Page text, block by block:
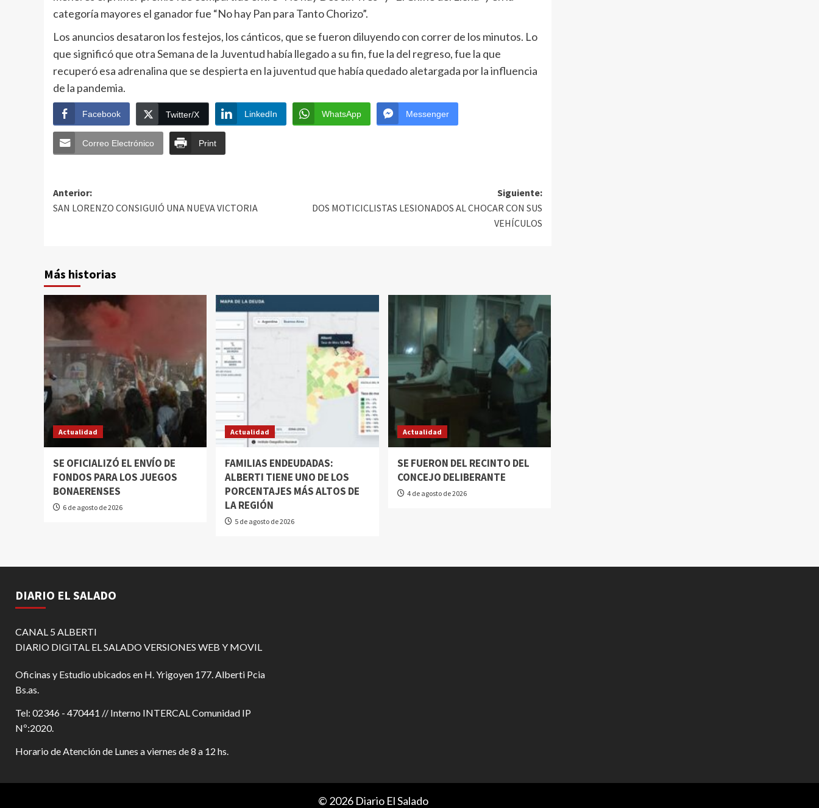
categoría mayores el ganador fue “No hay Pan para Tanto Chorizo”.
Los anuncios desataron los festejos, los cánticos, que se fueron diluyendo con correr de los minutos. Lo
que significó que otra Semana de la Juventud había llegado a su fin, fue la del regreso, fue la que
recuperó esa adrenalina que se despierta en la juventud que había quedado aletargada por la influencia
de la pandemia.
Facebook Twitter/X LinkedIn WhatsApp Messenger
Correo Electrónico Print
Anterior:
SAN LORENZO CONSIGUIÓ UNA NUEVA VICTORIA
Siguiente:
DOS MOTICICLISTAS LESIONADOS AL CHOCAR CON SUS
VEHÍCULOS
Más historias
Actualidad
SE OFICIALIZÓ EL ENVÍO DE
FONDOS PARA LOS JUEGOS
BONAERENSES
6 de agosto de 2026
Actualidad
FAMILIAS ENDEUDADAS:
ALBERTI TIENE UNO DE LOS
PORCENTAJES MÁS ALTOS DE
LA REGIÓN
5 de agosto de 2026
Actualidad
SE FUERON DEL RECINTO DEL
CONCEJO DELIBERANTE
4 de agosto de 2026
DIARIO EL SALADO
CANAL 5 ALBERTI
DIARIO DIGITAL EL SALADO VERSIONES WEB Y MOVIL
Oficinas y Estudio ubicados en H. Yrigoyen 177. Alberti Pcia
Bs.as.
Tel: 02346 - 470441 // Interno INTERCAL Comunidad IP
Nº:2020.
Horario de Atención de Lunes a viernes de 8 a 12 hs.
© 2026 Diario El Salado